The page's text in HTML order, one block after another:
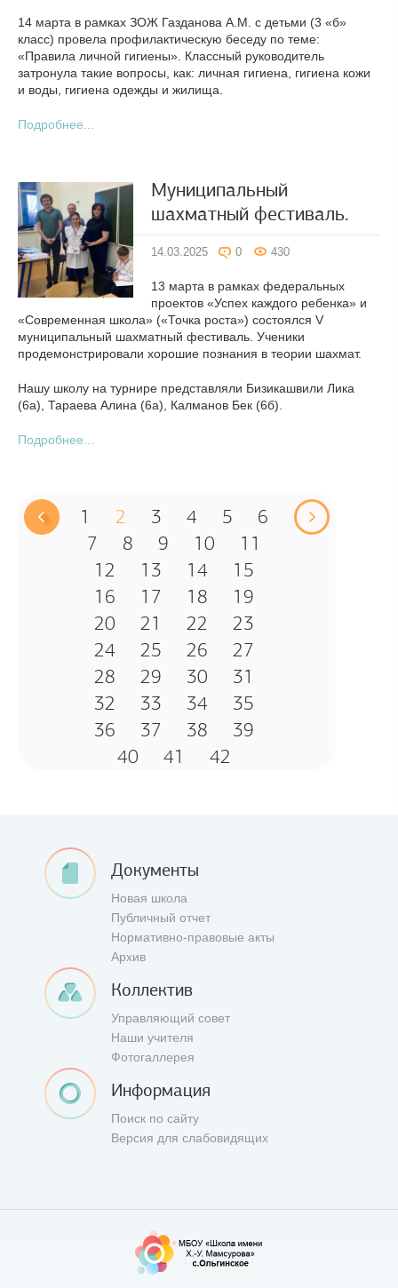
14 марта в рамках ЗОЖ Газданова А.М. с детьми (3 «б»
класс) провела профилактическую беседу по теме:
«Правила личной гигиены». Классный руководитель
затронула такие вопросы, как: личная гигиена, гигиена кожи
и воды, гигиена одежды и жилища.
Подробнее...
Муниципальный
шахматный фестиваль.
14.03.2025 0 430
13 марта в рамках федеральных
проектов «Успех каждого ребенка» и
«Современная школа» («Точка роста») состоялся V
муниципальный шахматный фестиваль. Ученики
продемонстрировали хорошие познания в теории шахмат.
Нашу школу на турнире представляли Бизикашвили Лика
(6а), Тараева Алина (6а), Калманов Бек (6б).
Подробнее...
1 2 3 4 5
6
7
8 9 10
11
12
13 14
15
16
17 18
19
20
21 22
23
24
25 26
27
28
29 30
31
32
33 34
35
36
37 38
39
40
41 42
Документы
Новая школа
Публичный отчет
Нормативно-правовые акты
Архив
Коллектив
Управляющий совет
Наши учителя
Фотогаллерея
Информация
Поиск по сайту
Версия для слабовидящих